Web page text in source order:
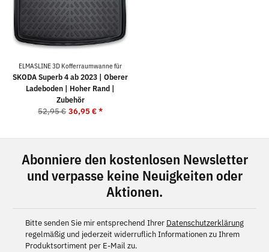
ELMASLINE 3D Kofferraumwanne für
SKODA Superb 4 ab 2023 | Oberer
Ladeboden | Hoher Rand |
Zubehör
52,95 € 36,95 €*
Abonniere den kostenlosen Newsletter
und verpasse keine Neuigkeiten oder
Aktionen.
Bitte senden Sie mir entsprechend Ihrer Datenschutzerklärung
regelmäßig und jederzeit widerruflich Informationen zu Ihrem
Produktsortiment per E-Mail zu.